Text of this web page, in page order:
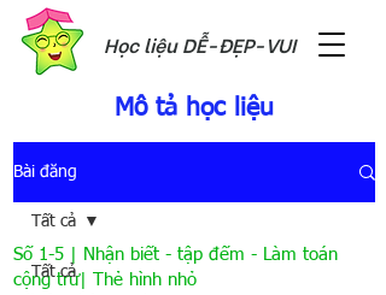
Học liệu DỄ-ĐẸP-VUI
Mô tả học liệu
Bài đăng
Tất cả
Tất cả
Số 1-5 | Nhận biết - tập đếm - Làm toán
cộng trừ| Thẻ hình nhỏ